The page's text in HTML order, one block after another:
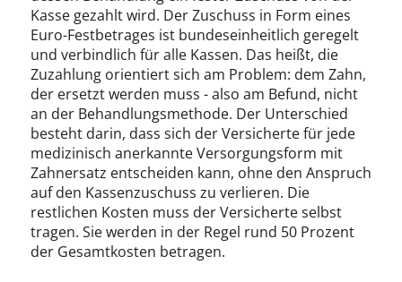
Kasse gezahlt wird. Der Zuschuss in Form eines
Euro-Festbetrages ist bundeseinheitlich geregelt
und verbindlich für alle Kassen. Das heißt, die
Zuzahlung orientiert sich am Problem: dem Zahn,
der ersetzt werden muss - also am Befund, nicht
an der Behandlungsmethode. Der Unterschied
besteht darin, dass sich der Versicherte für jede
medizinisch anerkannte Versorgungsform mit
Zahnersatz entscheiden kann, ohne den Anspruch
auf den Kassenzuschuss zu verlieren. Die
restlichen Kosten muss der Versicherte selbst
tragen. Sie werden in der Regel rund 50 Prozent
der Gesamtkosten betragen.